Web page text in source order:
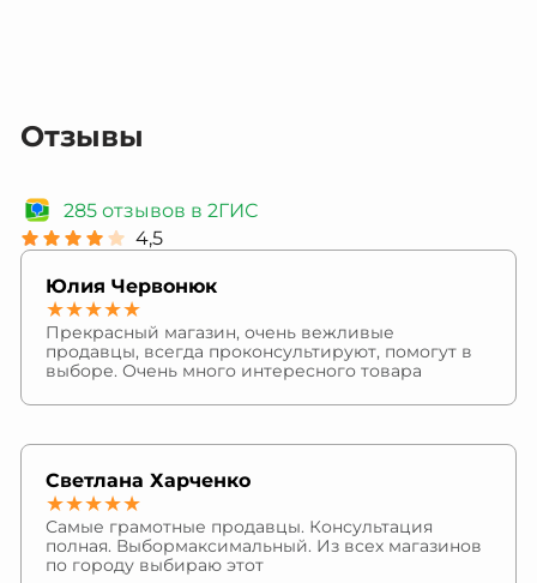
Отзывы
285 отзывов в 2ГИС
4,5
Юлия Червонюк
★★★★★
Прекрасный магазин, очень вежливые
продавцы, всегда проконсультируют, помогут в
выборе. Очень много интересного товара
Светлана Харченко
★★★★★
Самые грамотные продавцы. Консультация
полная. Выбормаксимальный. Из всех магазинов
по городу выбираю этот